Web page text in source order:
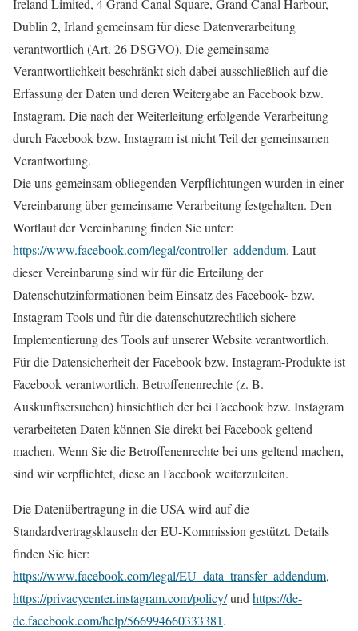
Ireland Limited, 4 Grand Canal Square, Grand Canal Harbour,
Dublin 2, Irland gemeinsam für diese Datenverarbeitung
verantwortlich (Art. 26 DSGVO). Die gemeinsame
Verantwortlichkeit beschränkt sich dabei ausschließlich auf die
Erfassung der Daten und deren Weitergabe an Facebook bzw.
Instagram. Die nach der Weiterleitung erfolgende Verarbeitung
durch Facebook bzw. Instagram ist nicht Teil der gemeinsamen
Verantwortung.
Die uns gemeinsam obliegenden Verpflichtungen wurden in einer
Vereinbarung über gemeinsame Verarbeitung festgehalten. Den
Wortlaut der Vereinbarung finden Sie unter:
https://www.facebook.com/legal/controller_addendum. Laut
dieser Vereinbarung sind wir für die Erteilung der
Datenschutzinformationen beim Einsatz des Facebook- bzw.
Instagram-Tools und für die datenschutzrechtlich sichere
Implementierung des Tools auf unserer Website verantwortlich.
Für die Datensicherheit der Facebook bzw. Instagram-Produkte ist
Facebook verantwortlich. Betroffenenrechte (z. B.
Auskunftsersuchen) hinsichtlich der bei Facebook bzw. Instagram
verarbeiteten Daten können Sie direkt bei Facebook geltend
machen. Wenn Sie die Betroffenenrechte bei uns geltend machen,
sind wir verpflichtet, diese an Facebook weiterzuleiten.
Die Datenübertragung in die USA wird auf die
Standardvertragsklauseln der EU-Kommission gestützt. Details
finden Sie hier:
https://www.facebook.com/legal/EU_data_transfer_addendum,
https://privacycenter.instagram.com/policy/und https://de-
de.facebook.com/help/566994660333381.